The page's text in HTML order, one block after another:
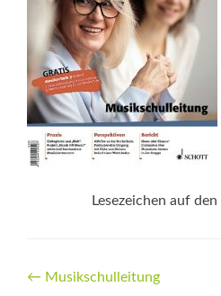
Lesezeichen auf den
Beitrags-
← Musikschulleitung